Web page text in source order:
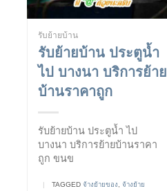
รับย้ายบ้าน
รับย้ายบ้าน ประตูน้ำ
ไป บางนา บริการย้าย
บ้านราคาถูก
รับย้ายบ้าน ประตูน้ำ ไป
บางนา บริการย้ายบ้านราคา
ถูก ขนข
TAGGEDจ้างย้ายของ,จ้างย้าย